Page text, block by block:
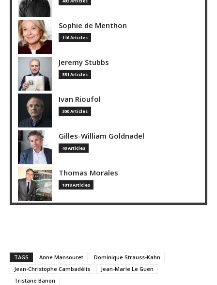
Sophie de Menthon
116 Articles
Jeremy Stubbs
351 Articles
Ivan Rioufol
300 Articles
Gilles-William Goldnadel
40 Articles
Thomas Morales
1018 Articles
TAGS Anne Mansouret
Dominique Strauss-Kahn
Jean-Christophe Cambadélis
Jean-Marie Le Guen
Tristane Banon